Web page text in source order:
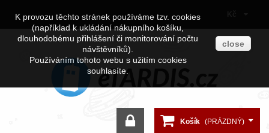
Košík (PRÁZDNÝ)
K provozu těchto stránek používáme tzv. cookies
(například k ukládání nákupního košíku,
dlouhodobému přihlášení či monitorování počtu
návštěvníků).
Používáním tohoto webu s užitím cookies
souhlasíte.
close